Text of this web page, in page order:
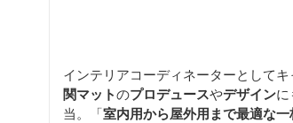
インテリアコーディネーターとしてキ
関マットのプロデュースやデザイン
当。「室内用から屋外用まで最適な一